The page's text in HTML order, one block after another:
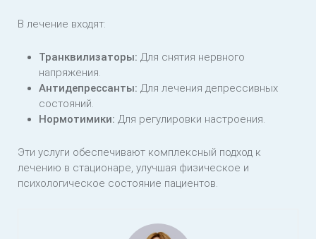
В лечение входят:
Транквилизаторы: Для снятия нервного
напряжения.
Антидепрессанты: Для лечения депрессивных
состояний.
Нормотимики: Для регулировки настроения.
Эти услуги обеспечивают комплексный подход к
лечению в стационаре, улучшая физическое и
психологическое состояние пациентов.